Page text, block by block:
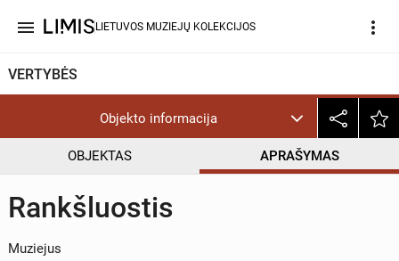
menu LIETUVOS MUZIEJŲ KOLEKCIJOS more_vert
VERTYBĖS
Objekto informacija
OBJEKTAS APRAŠYMAS
Rankšluostis
Muziejus